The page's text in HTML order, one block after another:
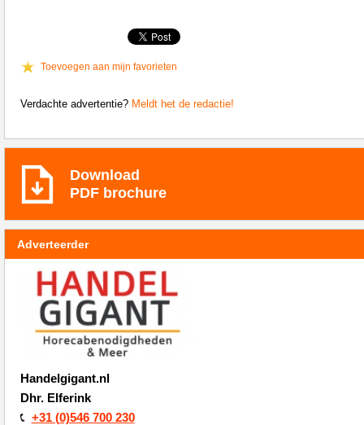
Toevoegen aan mijn favorieten
Verdachte advertentie? Meldt het de redactie!
Download
PDF brochure
Adverteerder
Handelgigant.nl
Dhr. Elferink
+31 (0)546 700 230